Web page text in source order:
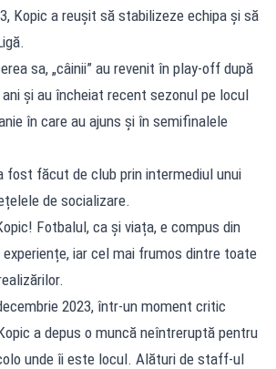
Kopic a reușit să stabilizeze echipa și să
sa, „câinii” au revenit în play-off după
și au încheiat recent sezonul pe locul
în care au ajuns și în semifinalele
fost făcut de club prin intermediul unui
de socializare.
Fotbalul, ca și viața, e compus din
iar cel mai frumos dintre toate
2023, într-un moment critic
a depus o muncă neîntreruptă pentru
unde îi este locul. Alături de staff-ul